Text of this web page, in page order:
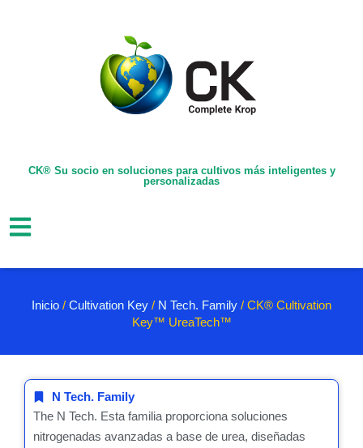
CK® Su socio en soluciones para cultivos más inteligentes y
personalizadas
Inicio / Cultivation Key / N Tech. Family / CK® Cultivation
Key™ UreaTech™
N Tech. Family
The N Tech. Esta familia proporciona soluciones
nitrogenadas avanzadas a base de urea, diseñadas